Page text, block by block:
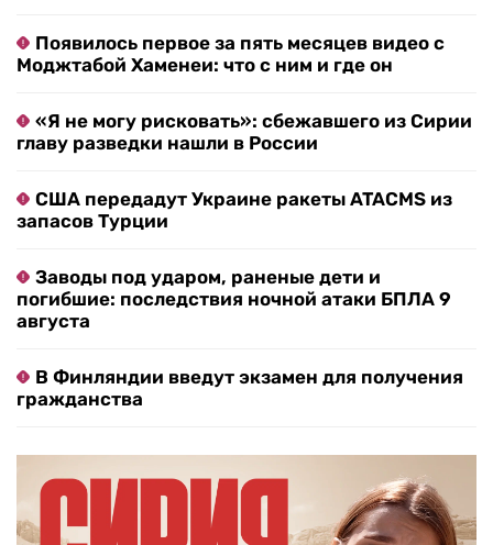
Появилось первое за пять месяцев видео с
Моджтабой Хаменеи: что с ним и где он
«Я не могу рисковать»: сбежавшего из Сирии
главу разведки нашли в России
США передадут Украине ракеты ATACMS из
запасов Турции
Заводы под ударом, раненые дети и
погибшие: последствия ночной атаки БПЛА 9
августа
В Финляндии введут экзамен для получения
гражданства